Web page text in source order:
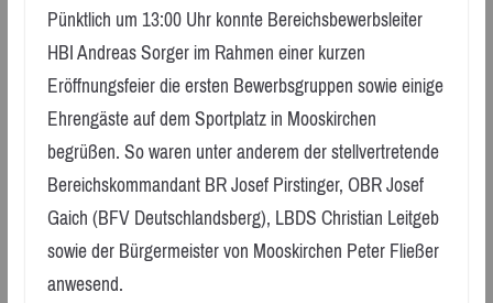
Pünktlich um 13:00 Uhr konnte Bereichsbewerbsleiter
HBI Andreas Sorger im Rahmen einer kurzen
Eröffnungsfeier die ersten Bewerbsgruppen sowie einige
Ehrengäste auf dem Sportplatz in Mooskirchen
begrüßen. So waren unter anderem der stellvertretende
Bereichskommandant BR Josef Pirstinger, OBR Josef
Gaich (BFV Deutschlandsberg), LBDS Christian Leitgeb
sowie der Bürgermeister von Mooskirchen Peter Fließer
anwesend.